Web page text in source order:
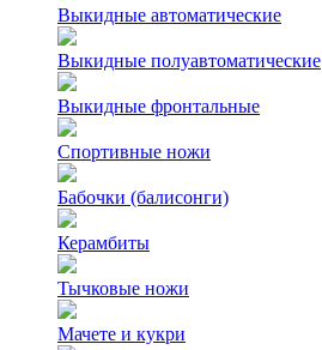
Выкидные автоматические
Выкидные полуавтоматические
Выкидные фронтальные
Спортивные ножи
Бабочки (балисонги)
Керамбиты
Тычковые ножи
Мачете и кукри